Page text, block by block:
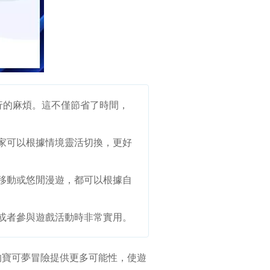
麻煩。這不僅節省了時間，
可以根據情境靈活切換，更好
動或悠閒漫遊，都可以根據自
參與遊戲活動時非常實用。
可夢冒險提供更多可能性，使遊